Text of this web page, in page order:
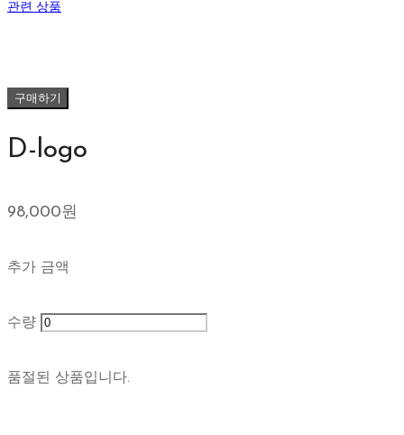
관련 상품
구매하기
D-logo
98,000원
추가 금액
수량
품절된 상품입니다.